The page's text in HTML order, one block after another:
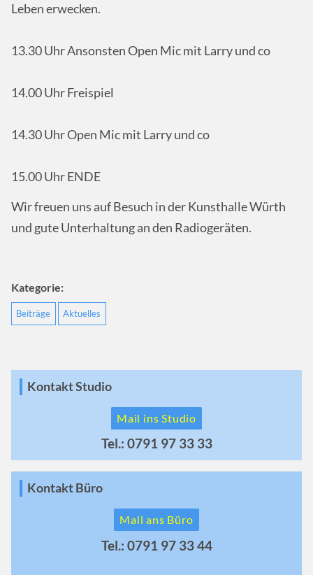
Leben erwecken.
13.30 Uhr Ansonsten Open Mic mit Larry und co
14.00 Uhr Freispiel
14.30 Uhr Open Mic mit Larry und co
15.00 Uhr ENDE
Wir freuen uns auf Besuch in der Kunsthalle Würth
und gute Unterhaltung an den Radiogeräten.
Kategorie:
Beiträge Aktuelles
Kontakt Studio
Mail ins Studio
Tel.: 0791 97 33 33
Kontakt Büro
Mail ans Büro
Tel.: 0791 97 33 44